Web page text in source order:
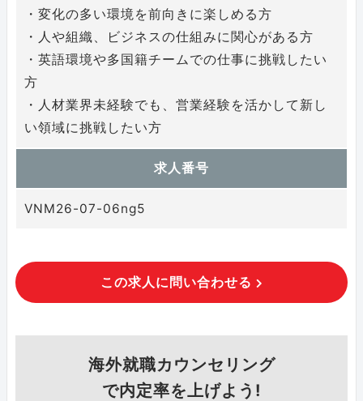
・変化の多い環境を前向きに楽しめる方
・人や組織、ビジネスの仕組みに関心がある方
・英語環境や多国籍チームでの仕事に挑戦したい
方
・人材業界未経験でも、営業経験を活かして新し
い領域に挑戦したい方
求人番号
VNM26-07-06ng5
この求人に問い合わせる
海外就職カウンセリング
で内定率を上げよう!